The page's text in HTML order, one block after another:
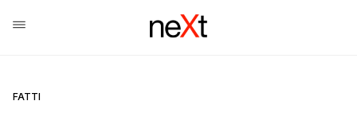
FATTI